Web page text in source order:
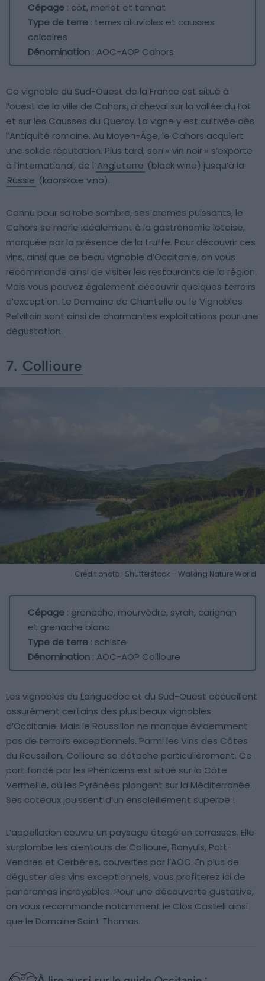
Cépage : côt, merlot et tannat
Type de terre : terres alluviales et causses
calcaires
Dénomination : AOC-AOP Cahors
Ce vignoble du Sud-Ouest de la France est situé à
l’ouest de la ville de Cahors, à cheval sur la vallée du Lot
et sur les Causses du Quercy. La vigne y est cultivée dès
l’Antiquité romaine. Au Moyen-Âge, le Cahors acquiert
une solide réputation. Plus tard, son « vin noir » s’exporte
à l’international, de l’Angleterre (black wine) jusqu’à la
Russie (kaorskoie vino).
Connu pour sa robe sombre, ses aromes puissants, le
Cahors se marie idéalement à la gastronomie lotoise,
marquée par la présence de la truffe. Pour découvrir ces
vins, ainsi que ce beau vignoble d’Occitanie, on vous
recommande ainsi de visiter les restaurants de la région.
Mais vous pouvez également découvrir quelques terroirs
d’exception. Le Domaine de Chantelle ou le Vignobles
Pelvillain sont ainsi de charmantes exploitations pour une
dégustation.
7. Collioure
Crédit photo : Shutterstock – Walking Nature World
Cépage : grenache, mourvèdre, syrah, carignan
et grenache blanc
Type de terre : schiste
Dénomination : AOC-AOP Collioure
Les vignobles du Languedoc et du Sud-Ouest accueillent
assurément certains des plus beaux vignobles
d’Occitanie. Mais le Roussillon ne manque évidemment
pas de terroirs exceptionnels. Parmi les Vins des Côtes
du Roussillon, Collioure se détache particulièrement. Ce
port fondé par les Phéniciens est situé sur la Côte
Vermeille, où les Pyrénées plongent sur la Méditerranée.
Ses coteaux jouissent d’un ensoleillement superbe !
L’appellation couvre un paysage étagé en terrasses. Elle
surplombe les alentours de Collioure, Banyuls, Port-
Vendres et Cerbères, couvertes par l’AOC. En plus de
déguster des vins exceptionnels, vous profiterez ici de
panoramas incroyables. Pour une découverte gustative,
on vous recommande notamment le Clos Castell ainsi
que le Domaine Saint Thomas.